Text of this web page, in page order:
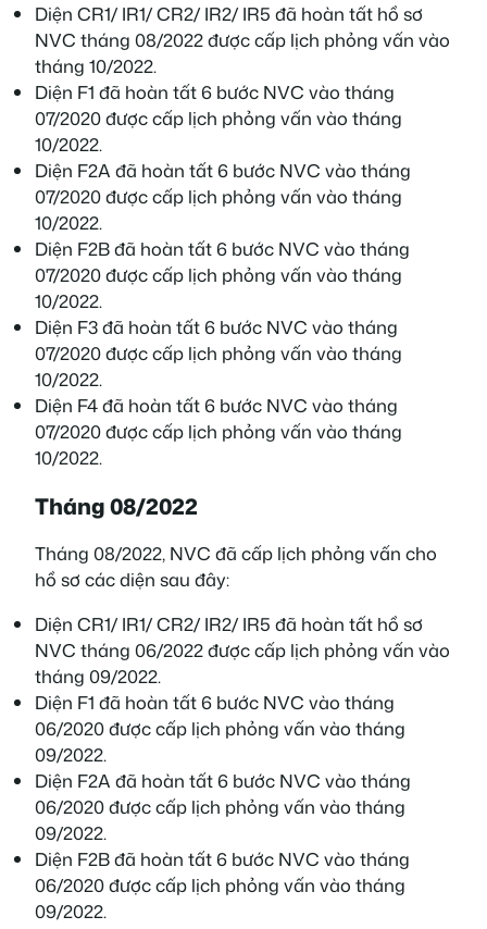
Diện CR1/ IR1/ CR2/ IR2/ IR5 đã hoàn tất hồ sơ
NVC tháng 08/2022 được cấp lịch phỏng vấn vào
tháng 10/2022.
Diện F1 đã hoàn tất 6 bước NVC vào tháng
07/2020 được cấp lịch phỏng vấn vào tháng
10/2022.
Diện F2A đã hoàn tất 6 bước NVC vào tháng
07/2020 được cấp lịch phỏng vấn vào tháng
10/2022.
Diện F2B đã hoàn tất 6 bước NVC vào tháng
07/2020 được cấp lịch phỏng vấn vào tháng
10/2022.
Diện F3 đã hoàn tất 6 bước NVC vào tháng
07/2020 được cấp lịch phỏng vấn vào tháng
10/2022.
Diện F4 đã hoàn tất 6 bước NVC vào tháng
07/2020 được cấp lịch phỏng vấn vào tháng
10/2022.
Tháng 08/2022
Tháng 08/2022, NVC đã cấp lịch phỏng vấn cho
hồ sơ các diện sau đây:
Diện CR1/ IR1/ CR2/ IR2/ IR5 đã hoàn tất hồ sơ
NVC tháng 06/2022 được cấp lịch phỏng vấn vào
tháng 09/2022.
Diện F1 đã hoàn tất 6 bước NVC vào tháng
06/2020 được cấp lịch phỏng vấn vào tháng
09/2022.
Diện F2A đã hoàn tất 6 bước NVC vào tháng
06/2020 được cấp lịch phỏng vấn vào tháng
09/2022.
Diện F2B đã hoàn tất 6 bước NVC vào tháng
06/2020 được cấp lịch phỏng vấn vào tháng
09/2022.